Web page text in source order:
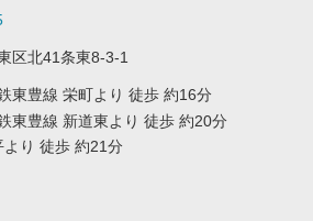
区北41条東8-3-1
東豊線 栄町より 徒歩 約16分
東豊線 新道東より 徒歩 約20分
り 徒歩 約21分